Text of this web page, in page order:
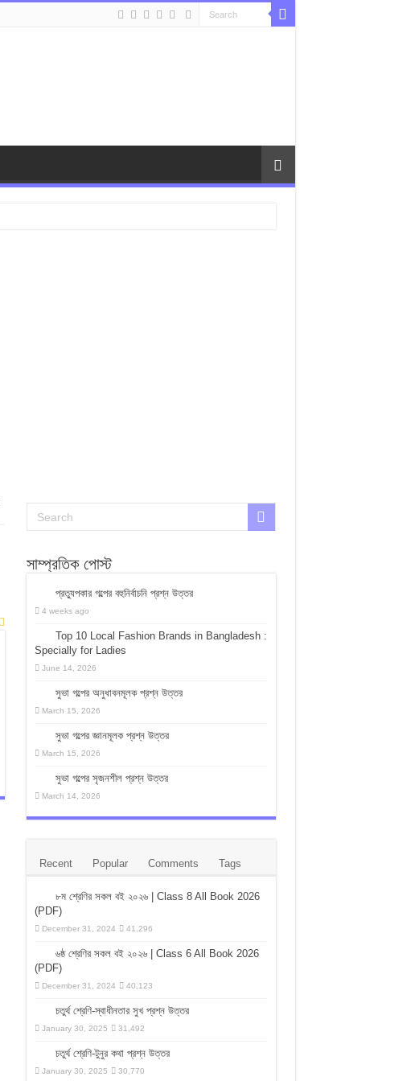
সাম্প্রতিক পোস্ট
প্রত্যুপকার গল্পের বহুনির্বাচনি প্রশ্ন উত্তর
4 weeks ago
Top 10 Local Fashion Brands in Bangladesh :
Specially for Ladies
June 14, 2026
সুভা গল্পের অনুধাবনমূলক প্রশ্ন উত্তর
March 15, 2026
সুভা গল্পের জ্ঞানমূলক প্রশ্ন উত্তর
March 15, 2026
সুভা গল্পের সৃজনশীল প্রশ্ন উত্তর
March 14, 2026
Recent Popular Comments Tags
৮ম শ্রেণির সকল বই ২০২৬ | Class 8 All Book 2026
(PDF)
December 31, 2024 41,296
৬ষ্ঠ শ্রেণির সকল বই ২০২৬ | Class 6 All Book 2026
(PDF)
December 31, 2024 40,123
চতুর্থ শ্রেণি-স্বাধীনতার সুখ প্রশ্ন উত্তর
January 30, 2025 31,492
চতুর্থ শ্রেণি-টুনুর কথা প্রশ্ন উত্তর
January 30, 2025 30,770